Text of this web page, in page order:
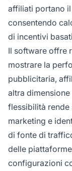
affiliati portano
consentendo
di incentivi
Il software offre
mostrare la
pubblicitaria,
altra
flessibilità rende
marketing e
di fonte di
delle
configurazioni